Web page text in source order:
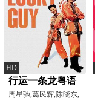
HD
行运一条龙粤语
周星驰,葛民辉,陈晓东,